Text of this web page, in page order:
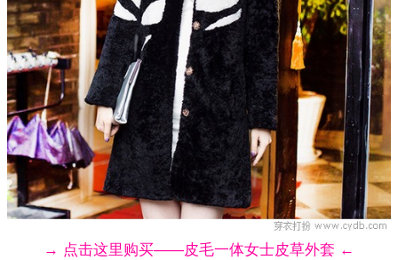
→ 点击这里购买——皮毛一体女士皮草外套 ←